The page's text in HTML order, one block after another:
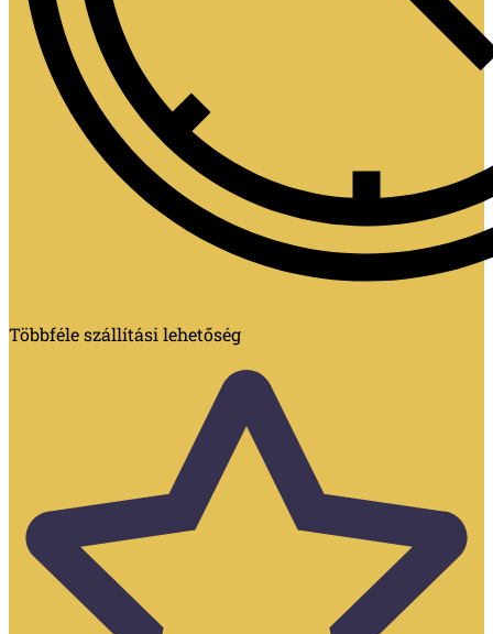
Többféle szállítási lehetőség